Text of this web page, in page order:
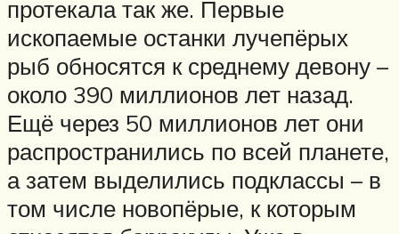
протекала так же. Первые
ископаемые останки лучепёрых
рыб обносятся к среднему девону –
около 390 миллионов лет назад.
Ещё через 50 миллионов лет они
распространились по всей планете,
а затем выделились подклассы – в
том числе новопёрые, к которым